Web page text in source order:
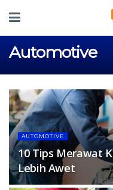
Automotive
AUTOMOTIVE
10 Tips Merawat
Lebih Awet